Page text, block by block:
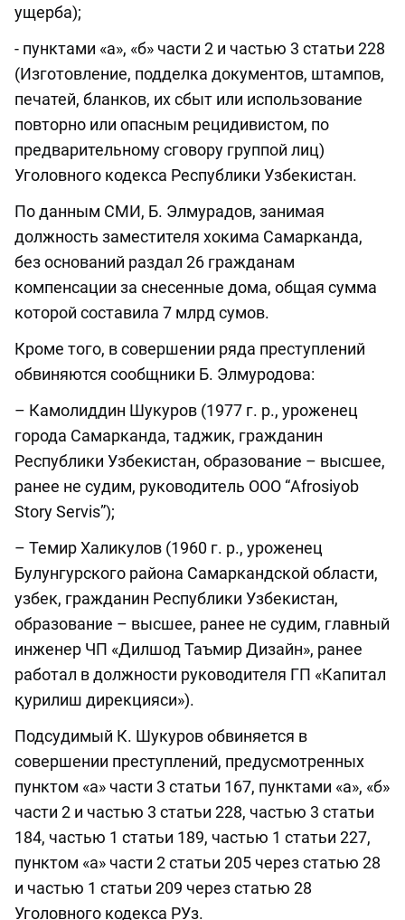
ущерба);
- пунктами «а», «б» части 2 и частью 3 статьи 228
(Изготовление, подделка документов, штампов,
печатей, бланков, их сбыт или использование
повторно или опасным рецидивистом, по
предварительному сговору группой лиц)
Уголовного кодекса Республики Узбекистан.
По данным СМИ, Б. Элмурадов, занимая
должность заместителя хокима Самарканда,
без оснований раздал 26 гражданам
компенсации за снесенные дома, общая сумма
которой составила 7 млрд сумов.
Кроме того, в совершении ряда преступлений
обвиняются сообщники Б. Элмуродова:
– Камолиддин Шукуров (1977 г. р., уроженец
города Самарканда, таджик, гражданин
Республики Узбекистан, образование – высшее,
ранее не судим, руководитель ООО “Afrosiyob
Story Servis”);
– Темир Халикулов (1960 г. р., уроженец
Булунгурского района Самаркандской области,
узбек, гражданин Республики Узбекистан,
образование – высшее, ранее не судим, главный
инженер ЧП «Дилшод Таъмир Дизайн», ранее
работал в должности руководителя ГП «Капитал
қурилиш дирекцияси»).
Подсудимый К. Шукуров обвиняется в
совершении преступлений, предусмотренных
пунктом «а» части 3 статьи 167, пунктами «а», «б»
части 2 и частью 3 статьи 228, частью 3 статьи
184, частью 1 статьи 189, частью 1 статьи 227,
пунктом «а» части 2 статьи 205 через статью 28
и частью 1 статьи 209 через статью 28
Уголовного кодекса РУз.